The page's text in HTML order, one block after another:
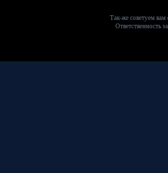
Так-же советуем
Ответственность